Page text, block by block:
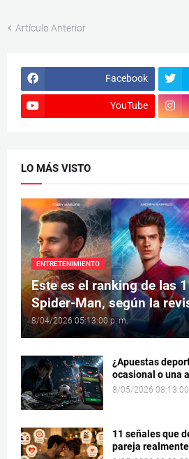
Artículo Anterior
Facebook
YouTube
LO MÁS VISTO
ENTRETENIMIENTO
Este es el ranking de las
Spider-Man, según la
8/04/2026 05:13:00 p. m.
¿Apuestas
ocasional o una
8/05/2026 08:13:00
11 señales que
pareja